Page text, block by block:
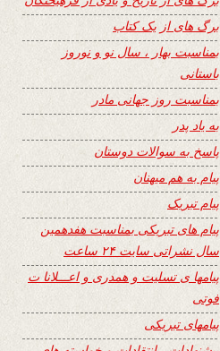
برگ های از یک کتاب
بمناسبت بهار ، سال نو و نوروز
باستانی
بمناسبت روز جهانی مادر
به یاد پدر
پاسخ به سوالات دوستان
پیام به هم میهنان
پیام تبریک
پیام های تبریکی بمناسبت هفدهمین
سال نشراتی سایت ۲۴ ساعت
پیامها ی تسلیت و همدری و اعـــلانا ت
فوتی
پیامهای تبریکی